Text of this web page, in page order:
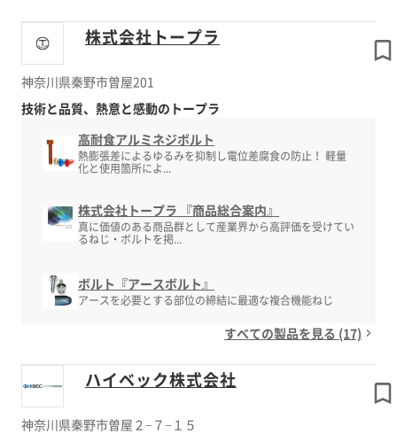
株式会社トープラ
神奈川県秦野市曽屋201
技術と品質、熱意と感動のトープラ
高耐食アルミネジボルト
熱膨張差によるゆるみを抑制し電位差腐食の防止！ 軽量
化と使用箇所によ...
株式会社トープラ 『商品総合案内』
真に価値のある商品群として産業界から高評価を受けてい
るねじ・ボルトを掲...
ボルト『アースボルト』
アースを必要とする部位の締結に最適な複合機能ねじ
すべての製品を見る (17)
ハイベック株式会社
神奈川県秦野市曽屋２−７−１５